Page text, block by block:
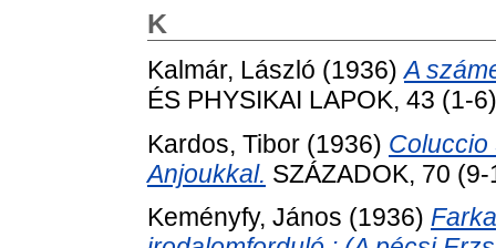
K
Kalmár, László (1936)A
ÉS PHYSIKAI LAPOK, 43 (1-
Kardos, Tibor (1936) Coluccio
Anjoukkal. SZÁZADOK, 70
Keményfy, János (1936)